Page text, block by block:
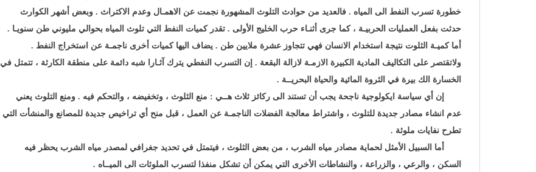
خطورة تسرب النفط الى المياه . فالعديد من حوادث التلوث المشهورة نجمت عن الاهمـال وعدم الاكتراث . وبعض أشهر الكوارث
حدثت بفعل العمليات الحربيـة ، كما جرى أثنـاء حرب الخليج الأولى . تقدر كميات النفط التي تلوث المياه بحوالي مليوني طن سنويـا .
أما كميـة الثلوت نتيجة استخدام الانسان فهي تتجاوز عشرة ملايين طن . يضاف اليها كميات أخرى ناجمـة عن استخراج النفط .
ولاتقتصر على التكاليف المادية الكبيرة الازمـة لازالة البقعة . إن التسرب النفطي يترك آثـارا شبه دائمة على منطقة الكارثة ، تتمتل في
الخسارة الك بيرة في الثروة المائية والحياة البحريــة .
إن أي سياسة ايكولوجية ناجحة يجب أن تستند الى ركائز ثلاث هــي : منع الثلوث ، وتخفيضه ، والتحكم فيه . ومنع التلوث يعني
عدم انشاء مصادر جديدة للتلوث ، واشتراط معالجة الفضلات الناجمـة عن العمل ، قبل منح أي تراخيص جديدة للمصانع والمنشأت التي
تطرح نفايات ملوثة .
أما السبيل الأمثل لحماية مصادر مياه الشرب ، من بعض الثلوث ، فيتمتل في تحديد جغرافي لمصدر مياه الشرب يحظر فيه
السكن ، والرعي ، والزراعة ، والنشاطات الأخرى التي يمكن أن تشكل منفذا لتسرب الملوثات الى الميــاه .